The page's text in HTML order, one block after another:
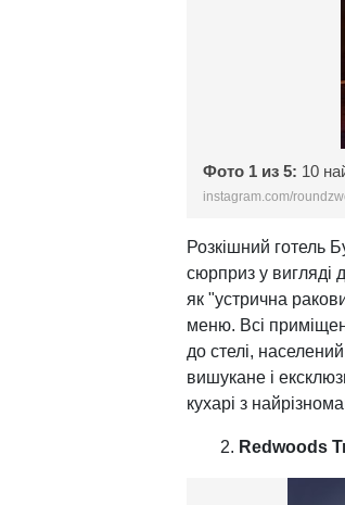
Фото 1 из 5: 10
instagram.com/
Розкішний готель
сюрприз у вигляді
як "устрична
меню. Всі
до стелі,
вишукане і
кухарі з
Redwoods